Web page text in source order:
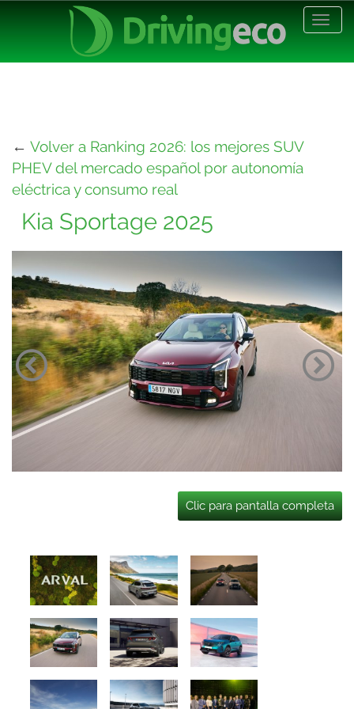
← Volver a Ranking 2026: los mejores SUV
PHEV del mercado español por autonomía
eléctrica y consumo real
Kia Sportage 2025
Clic para pantalla completa